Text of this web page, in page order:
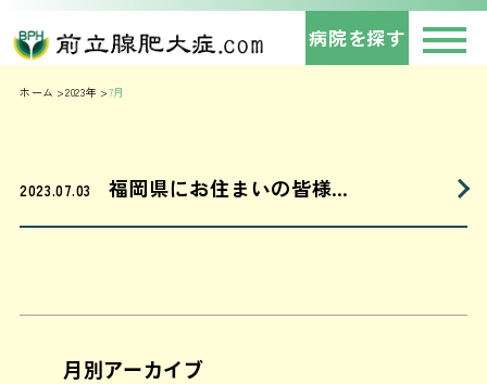
病院を探す
ホーム 2023年 7月
2023.07.03 福岡県にお住まいの皆様…
月別アーカイブ